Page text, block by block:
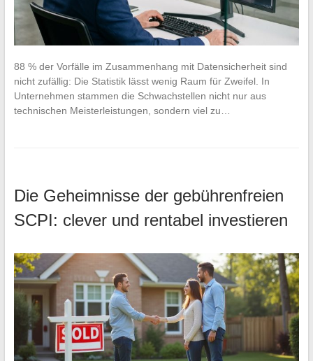
88 % der Vorfälle im Zusammenhang mit Datensicherheit sind
nicht zufällig: Die Statistik lässt wenig Raum für Zweifel. In
Unternehmen stammen die Schwachstellen nicht nur aus
technischen Meisterleistungen, sondern viel zu…
Die Geheimnisse der gebührenfreien
SCPI: clever und rentabel investieren